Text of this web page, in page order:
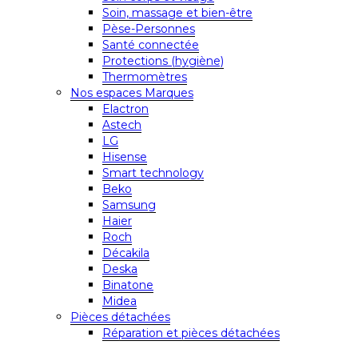
Soin, massage et bien-être
Pèse-Personnes
Santé connectée
Protections (hygiène)
Thermomètres
Nos espaces Marques
Elactron
Astech
LG
Hisense
Smart technology
Beko
Samsung
Haier
Roch
Décakila
Deska
Binatone
Midea
Pièces détachées
Réparation et pièces détachées